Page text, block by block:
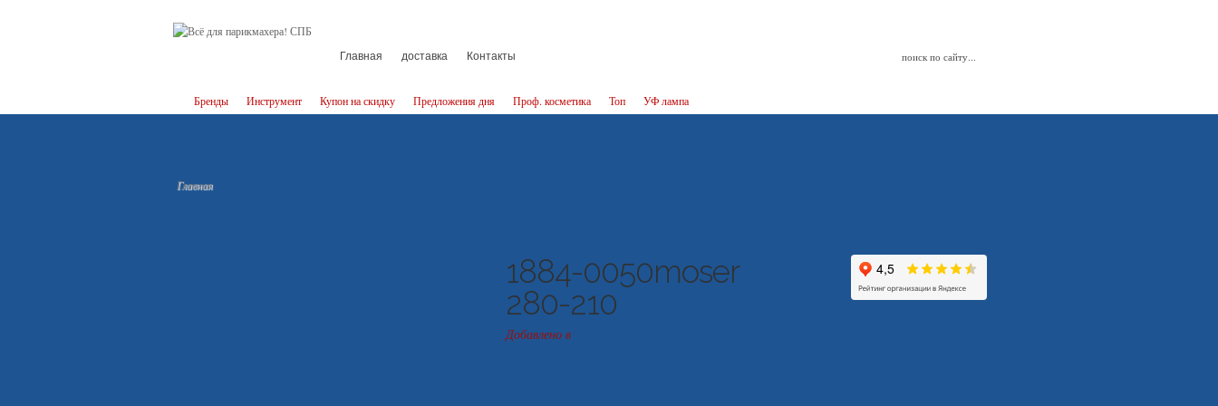
Главная доставка Контакты
Бренды Инструмент Купон на скидку Предложения дня Проф. косметика Топ УФ лампа
Главная
1884-0050moser
280-210
Добавлено в